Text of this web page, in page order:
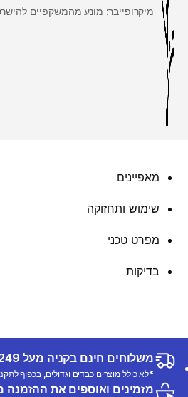
מיקרופייבר: מונע מהמשקפיים
מאפיינים
שימוש ותחזוקה
מפרט טכני
בדיקות
משלוחים חינם בקניה מעל 249 ש"ח
*לא כולל מוצרים כבדים וגדולים, בכפוף
מזמינים ואוספים את ההזמנה